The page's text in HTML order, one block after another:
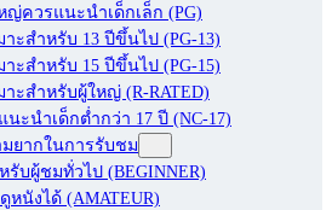
ญ่ควรแนะนำเด็กเล็ก (PG)
าะสำหรับ 13 ปีขึ้นไป (PG-13)
าะสำหรับ 15 ปีขึ้นไป (PG-15)
าะสำหรับผู้ใหญ่ (R-RATED)
นะนำเด็กต่ำกว่า 17 ปี (NC-17)
ยากในการรับชม
รับผู้ชมทั่วไป (BEGINNER)
หนังได้ (AMATEUR)